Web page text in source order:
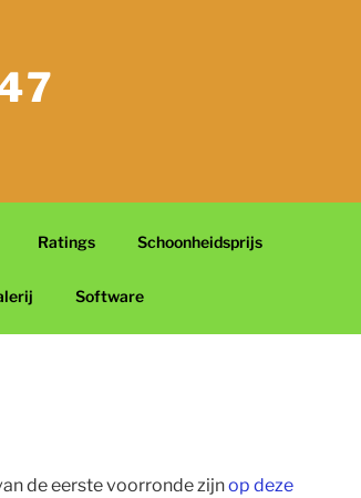
Ratings Schoonheidsprijs
Software
de eerste voorronde zijnop deze